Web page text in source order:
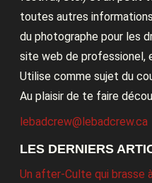
toutes autres
du photographe pour les
site web de professionel,
Utilise comme sujet du
Au plaisir de te faire
lebadcrew@lebadcrew.ca
LES DERNIERS
Un after-Culte qui brasse